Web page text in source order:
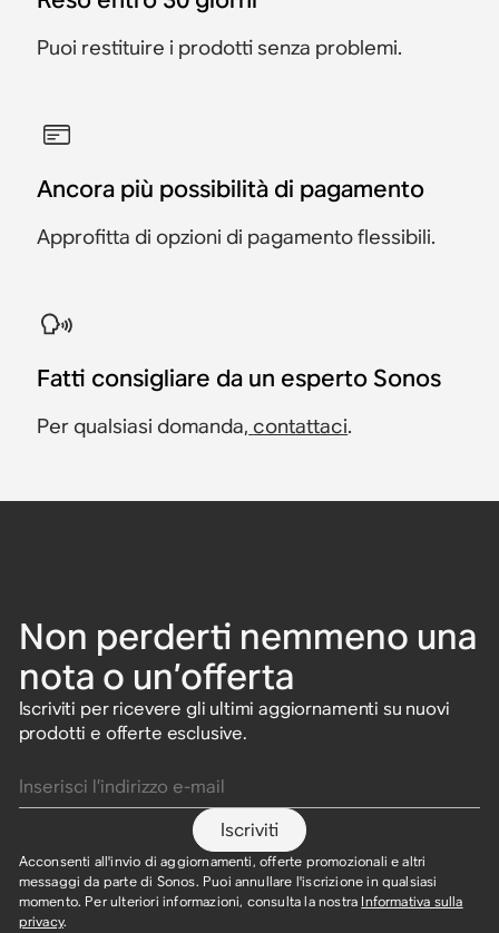
Puoi restituire i prodotti senza problemi.
Ancora più possibilità di pagamento
Approfitta di opzioni di pagamento flessibili.
Fatti consigliare da un esperto Sonos
Per qualsiasi domanda, contattaci.
Non perderti nemmeno una
nota o un’offerta
Iscriviti per ricevere gli ultimi aggiornamenti su nuovi
prodotti e offerte esclusive.
Iscriviti
Acconsenti all'invio di aggiornamenti, offerte promozionali e altri
messaggi da parte di Sonos. Puoi annullare l'iscrizione in qualsiasi
momento. Per ulteriori informazioni, consulta la nostra Informativa sulla
privacy.